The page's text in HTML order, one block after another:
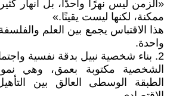
«الزمن ليس نهرًا واحدًا، بل أنهار
ممكنة، لكنها ليست يقينًا.»
هذا الاقتباس يجمع بين العلم
واحدة.
2. بناء شخصية نبيل بدقة نفسية واجتماعية
الشخصية مكتوبة بعمق، وهي
الطبقة الوسطى العالق بين